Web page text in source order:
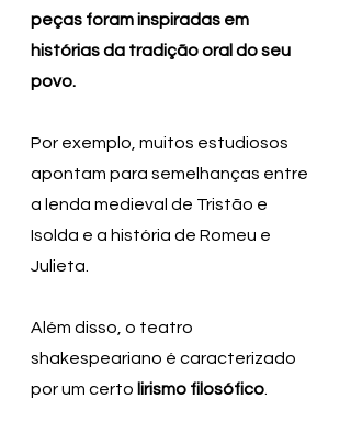
peças foram inspiradas em
histórias da tradição oral do seu
povo.
Por exemplo, muitos estudiosos
apontam para semelhanças entre
a lenda medieval de Tristão e
Isolda e a história de Romeu e
Julieta.
Além disso, o teatro
shakespeariano é caracterizado
por um certo lirismo filosófico